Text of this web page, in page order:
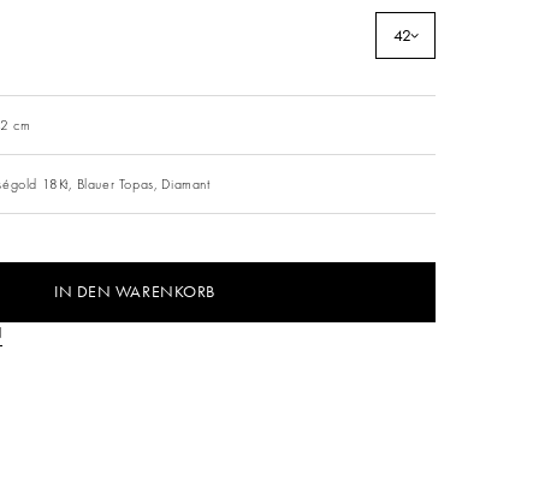
42
cm
18Kt, Blauer Topas, Diamant
IN DEN WARENKORB